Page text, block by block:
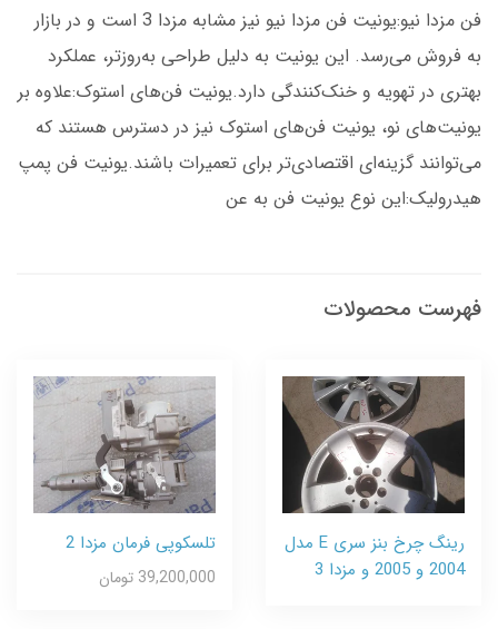
فن مزدا نیو:یونیت فن مزدا نیو نیز مشابه مزدا 3 است و در بازار
به فروش می‌رسد. این یونیت به دلیل طراحی به‌روزتر، عملکرد
بهتری در تهویه و خنک‌کنندگی دارد.یونیت فن‌های استوک:علاوه بر
یونیت‌های نو، یونیت فن‌های استوک نیز در دسترس هستند که
می‌توانند گزینه‌ای اقتصادی‌تر برای تعمیرات باشند.یونیت فن پمپ
هیدرولیک:این نوع یونیت فن به عن
فهرست محصولات
رینگ چرخ بنز سری E مدل
2004 و 2005 و مزدا 3
تلسکوپی فرمان مزدا 2
39,200,000 تومان